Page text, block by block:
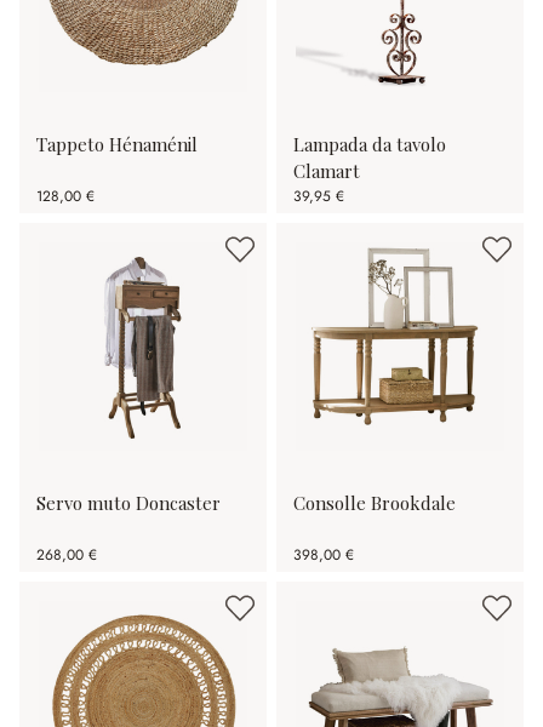
Tappeto Hénaménil
128,00 €
Lampada da tavolo
Clamart
39,95 €
Servo muto Doncaster
268,00 €
Consolle Brookdale
398,00 €